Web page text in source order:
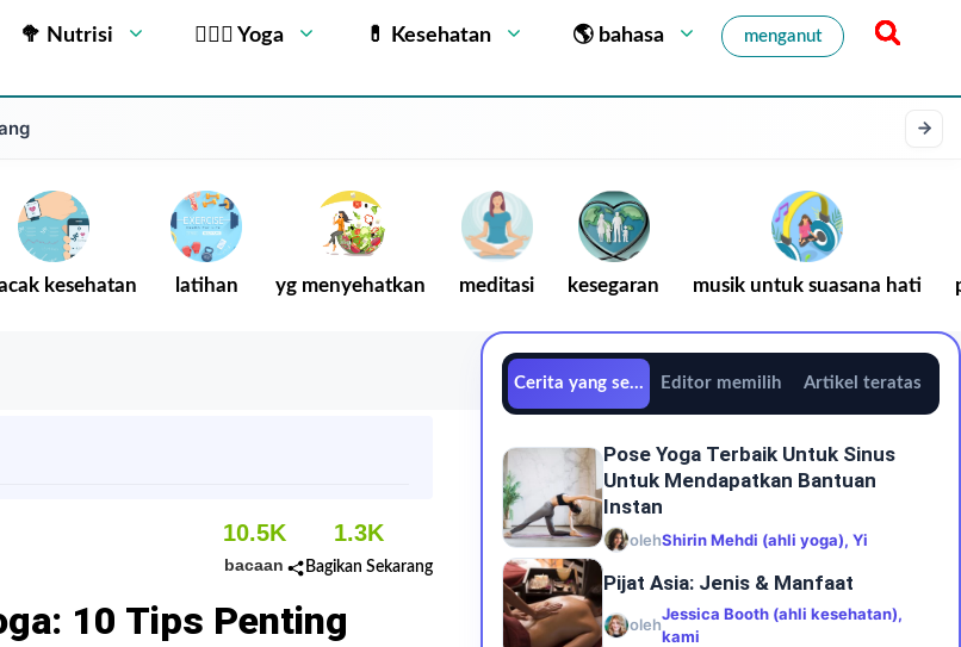
🥦 Nutrisi 🧘🏻‍♂️ Yoga 💊 Kesehatan 🌎 bahasa menganut
kesehatan latihan yg menyehatkan meditasi kesegaran musik untuk suasana hati
10.5K
bacaan
1.3K
Bagikan Sekarang
10 Tips Penting
Cerita yang sedang trenEditor memilih Artikel teratas
Pose Yoga Terbaik Untuk Sinus
Untuk Mendapatkan Bantuan
Instan
olehShirin Mehdi (ahli yoga), Yi
Pijat Asia: Jenis & Manfaat
oleh
Jessica Booth (ahli kesehatan),
kami